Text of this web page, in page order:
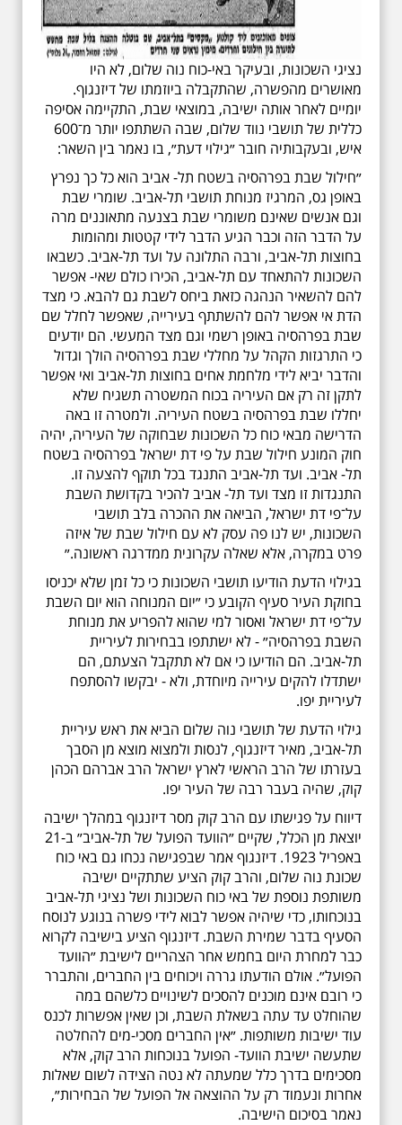
נציגי השכונות, ובעיקר באי-כוח נוה שלום, לא היו
מאושרים מהפשרה, שהתקבלה ביוזמתו של דיזנגוף.
יומיים לאחר אותה ישיבה, במוצאי שבת, התקיימה אסיפה
כללית של תושבי נווד שלום, שבה השתתפו יותר מ־600
איש, ובעקבותיה חובר ״גילוי דעת״, בו נאמר בין השאר:
״חילול שבת בפרהסיה בשטח תל- אביב הוא כל כך נפרץ
באופן גס, המרגיז מנוחת תושבי תל-אביב. שומרי שבת
וגם אנשים שאינם משומרי שבת בצנעה מתאוננים מרה
על הדבר הזה וכבר הגיע הדבר לידי קטטות ומהומות
בחוצות תל-אביב, ורבה התלונה על ועד תל-אביב. כשבאו
השכונות להתאחד עם תל-אביב, הכירו כולם שאי- אפשר
להם להשאיר הנהגה כזאת ביחס לשבת גם להבא. כי מצד
הדת אי אפשר להם להשתתף בעירייה, שאפשר לחלל שם
שבת בפרהסיה באופן רשמי וגם מצד המעשי. הם יודעים
כי התרגזות הקהל על מחללי שבת בפרהסיה הולך וגדול
והדבר יביא לידי מלחמת אחים בחוצות תל-אביב ואי אפשר
לתקן זה רק אם העיריה בכוח המשטרה תשגיח שלא
יחללו שבת בפרהסיה בשטח העיריה. ולמטרה זו באה
הדרישה מבאי כוח כל השכונות שבחוקה של העיריה, יהיה
חוק המונע חילול שבת על פי דת ישראל בפרהסיה בשטח
תל- אביב. ועד תל-אביב התנגד בכל תוקף להצעה זו.
התנגדות זו מצד ועד תל- אביב להכיר בקדושת השבת
על־פי דת ישראל, הביאה את ההכרה בלב תושבי
השכונות, יש לנו פה עסק לא עם חילול שבת של איזה
פרט במקרה, אלא שאלה עקרונית ממדרגה ראשונה.״
בגילוי הדעת הודיעו תושבי השכונות כי כל זמן שלא יכניסו
בחוקת העיר סעיף הקובע כי ״יום המנוחה הוא יום השבת
על־פי דת ישראל ואסור למי שהוא להפריע את מנוחת
השבת בפרהסיה״ - לא ישתתפו בבחירות לעיריית
תל-אביב. הם הודיעו כי אם לא תתקבל הצעתם, הם
ישתדלו להקים עירייה מיוחדת, ולא - יבקשו להסתפח
לעיריית יפו.
גילוי הדעת של תושבי נוה שלום הביא את ראש עיריית
תל-אביב, מאיר דיזנגוף, לנסות ולמצוא מוצא מן הסבך
בעזרתו של הרב הראשי לארץ ישראל הרב אברהם הכהן
קוק, שהיה בעבר רבה של העיר יפו.
דיווח על פגישתו עם הרב קוק מסר דיזנגוף במהלך ישיבה
יוצאת מן הכלל, שקיים ״הוועד הפועל של תל-אביב״ ב-21
באפריל 1923. דיזנגוף אמר שבפגישה נכחו גם באי כוח
שכונת נוה שלום, והרב קוק הציע שתתקיים ישיבה
משותפת נוספת של באי כוח השכונות ושל נציגי תל-אביב
בנוכחותו, כדי שיהיה אפשר לבוא לידי פשרה בנוגע לנוסח
הסעיף בדבר שמירת השבת. דיזנגוף הציע בישיבה לקרוא
כבר למחרת היום בחמש אחר הצהריים לישיבת ״הוועד
הפועל״. אולם הודעתו גררה ויכוחים בין החברים, והתברר
כי רובם אינם מוכנים להסכים לשינויים כלשהם במה
שהוחלט עד עתה בשאלת השבת, וכן שאין אפשרות לכנס
עוד ישיבות משותפות. ״אין החברים מסכי-מים להחלטה
שתעשה ישיבת הוועד- הפועל בנוכחות הרב קוק, אלא
מסכימים בדרך כלל שמעתה לא נטה הצידה לשום שאלות
אחרות ונעמוד רק על ההוצאה אל הפועל של הבחירות״,
נאמר בסיכום הישיבה.